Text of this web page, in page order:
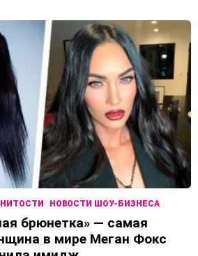
НОВОСТИ ШОУ-БИЗНЕСА
брюнетка» — самая
в мире Меган Фокс